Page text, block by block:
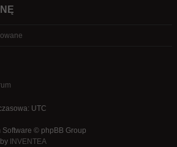
UTC
Software © phpBB Group
INVENTEA